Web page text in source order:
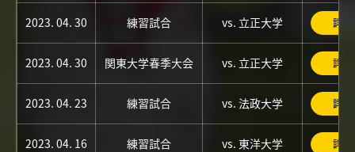
2023. 04. 30 練習試合 vs. 立正大学 詳細
2023. 04. 30 関東大学春季大会 vs. 立正大学 詳細
2023. 04. 23 練習試合 vs. 法政大学 詳細
2023. 04. 16 練習試合 vs. 東洋大学 詳細